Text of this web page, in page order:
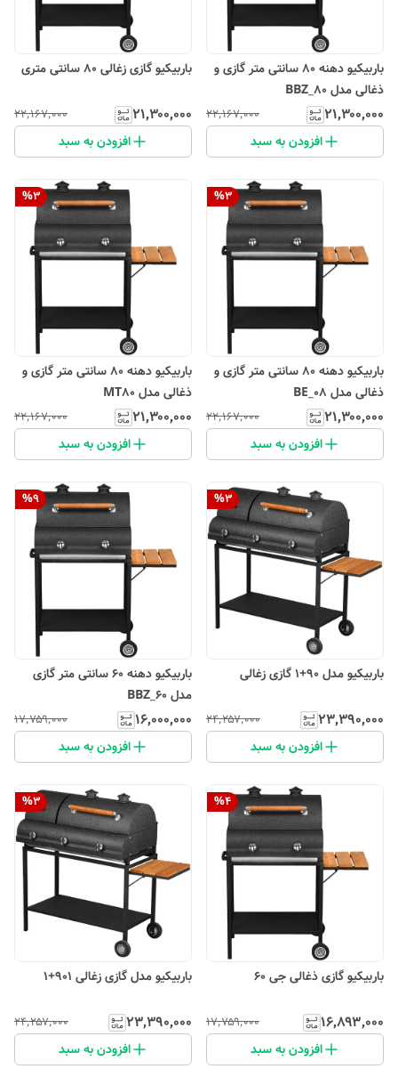
باربیکیو دهنه 80 سانتی متر گازی و
ذغالی مدل BBZ_80
۲۱٬۳۰۰٬۰۰۰ ۲۲٬۱۶۷٬۰۰۰
افزودن به سبد
باربیکیو گازی زغالی 80 سانتی متری
۲۱٬۳۰۰٬۰۰۰ ۲۲٬۱۶۷٬۰۰۰
افزودن به سبد
%3
باربیکیو دهنه 80 سانتی متر گازی و
ذغالی مدل BE_08
۲۱٬۳۰۰٬۰۰۰ ۲۲٬۱۶۷٬۰۰۰
افزودن به سبد
%3
باربیکیو دهنه 80 سانتی متر گازی و
ذغالی مدل MT80
۲۱٬۳۰۰٬۰۰۰ ۲۲٬۱۶۷٬۰۰۰
افزودن به سبد
%3
باربیکیو مدل 90+1 گازی زغالی
۲۳٬۳۹۰٬۰۰۰ ۲۴٬۲۵۷٬۰۰۰
افزودن به سبد
%9
باربیکیو دهنه 60 سانتی متر گازی
مدل BBZ_60
۱۶٬۰۰۰٬۰۰۰ ۱۷٬۷۵۹٬۰۰۰
افزودن به سبد
%4
باربیکیو گازی ذغالی جی 60
۱۶٬۸۹۳٬۰۰۰ ۱۷٬۷۵۹٬۰۰۰
افزودن به سبد
%3
باربیکیو مدل گازی زغالی 901+1
۲۳٬۳۹۰٬۰۰۰ ۲۴٬۲۵۷٬۰۰۰
افزودن به سبد